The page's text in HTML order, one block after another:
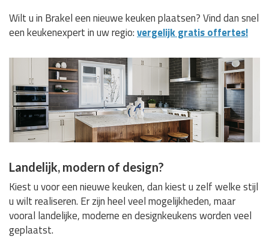
Wilt u in Brakel een nieuwe keuken plaatsen? Vind dan snel
een keukenexpert in uw regio:vergelijk gratis offertes!
Landelijk, modern of design?
Kiest u voor een nieuwe keuken, dan kiest u zelf welke stijl
u wilt realiseren. Er zijn heel veel mogelijkheden, maar
vooral landelijke, moderne en designkeukens worden veel
geplaatst.